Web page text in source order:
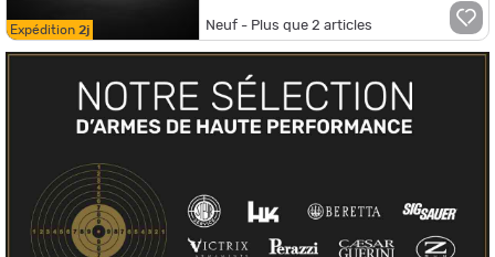
Expédition 2j Neuf - Plus que2 articles